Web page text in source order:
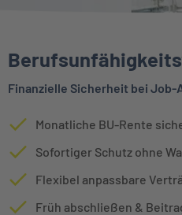
Finanzielle Sicherheit bei Job-
Monatliche BU-Rente
Sofortiger Schutz ohne
Flexibel anpassbare
Früh abschließen &